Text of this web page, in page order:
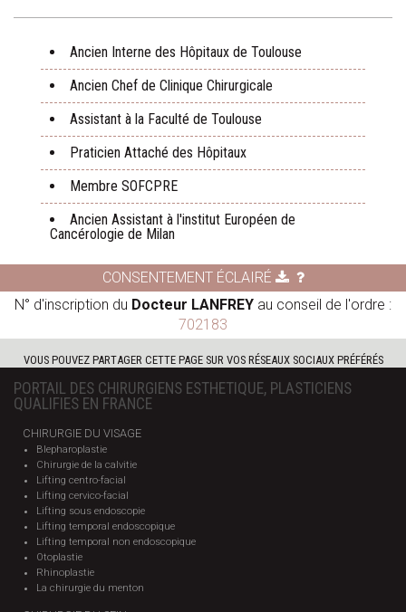
Ancien Interne des Hôpitaux de Toulouse
Ancien Chef de Clinique Chirurgicale
Assistant à la Faculté de Toulouse
Praticien Attaché des Hôpitaux
Membre SOFCPRE
Ancien Assistant à l'institut Européen de
Cancérologie de Milan
CONSENTEMENT ÉCLAIRÉ
N° d'inscription du Docteur LANFREY au conseil de l'ordre :
702183
VOUS POUVEZ PARTAGER CETTE PAGE SUR VOS RÉSEAUX SOCIAUX PRÉFÉRÉS
PORTAIL DES CHIRURGIENS ESTHETIQUE, PLASTICIENS
QUALIFIES EN FRANCE
CHIRURGIE DU VISAGE
Blepharoplastie
Chirurgie de la calvitie
Lifting centro-facial
Lifting cervico-facial
Lifting sous endoscopie
Lifting temporal endoscopique
Lifting temporal non endoscopique
Otoplastie
Rhinoplastie
La chirurgie du menton